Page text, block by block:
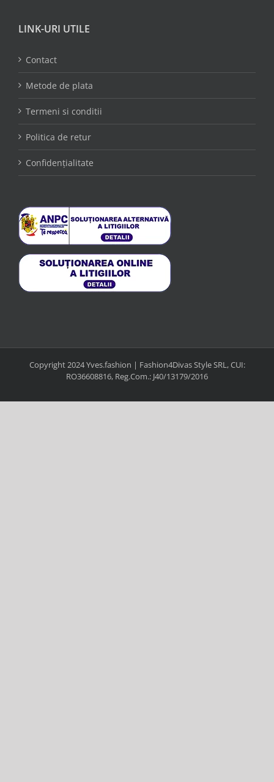
LINK-URI UTILE
Contact
Metode de plata
Termeni si conditii
Politica de retur
Confidențialitate
Copyright 2024 Yves.fashion | Fashion4Divas Style SRL, CUI:
RO36608816, Reg.Com.: J40/13179/2016